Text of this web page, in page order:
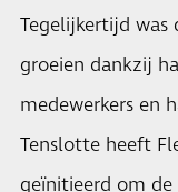
Tegelijkertijd
groeien dankzij
medewerkers en
Tenslotte heeft
geïnitieerd om